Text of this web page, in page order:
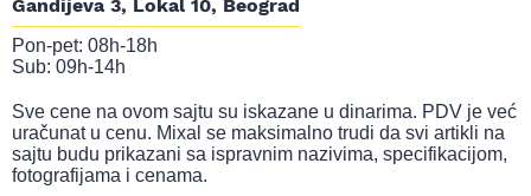
Gandijeva 3, Lokal 10, Beograd
Pon-pet: 08h-18h
Sub: 09h-14h
Sve cene na ovom sajtu su iskazane u dinarima. PDV je već
uračunat u cenu. Mixal se maksimalno trudi da svi artikli na
sajtu budu prikazani sa ispravnim nazivima, specifikacijom,
fotografijama i cenama.